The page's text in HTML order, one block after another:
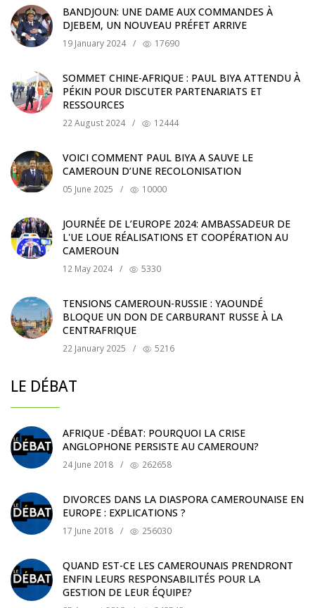
BANDJOUN: UNE DAME AUX COMMANDES À
DJEBEM, UN NOUVEAU PRÉFET ARRIVE
19 January 2024 / 17690
SOMMET CHINE-AFRIQUE : PAUL BIYA ATTENDU À
PÉKIN POUR DISCUTER PARTENARIATS ET
RESSOURCES
22 August 2024 / 12444
VOICI COMMENT PAUL BIYA A SAUVE LE
CAMEROUN D’UNE RECOLONISATION
05 June 2025 / 10000
JOURNÉE DE L’EUROPE 2024: AMBASSADEUR DE
L'UE LOUE RÉALISATIONS ET COOPÉRATION AU
CAMEROUN
12 May 2024 / 5330
TENSIONS CAMEROUN-RUSSIE : YAOUNDÉ
BLOQUE UN DON DE CARBURANT RUSSE À LA
CENTRAFRIQUE
22 January 2025 / 5216
LE DÉBAT
AFRIQUE -DÉBAT: POURQUOI LA CRISE
ANGLOPHONE PERSISTE AU CAMEROUN?
24 June 2018 / 262658
DIVORCES DANS LA DIASPORA CAMEROUNAISE EN
EUROPE : EXPLICATIONS ?
17 June 2018 / 256030
QUAND EST-CE LES CAMEROUNAIS PRENDRONT
ENFIN LEURS RESPONSABILITÉS POUR LA
GESTION DE LEUR ÉQUIPE?